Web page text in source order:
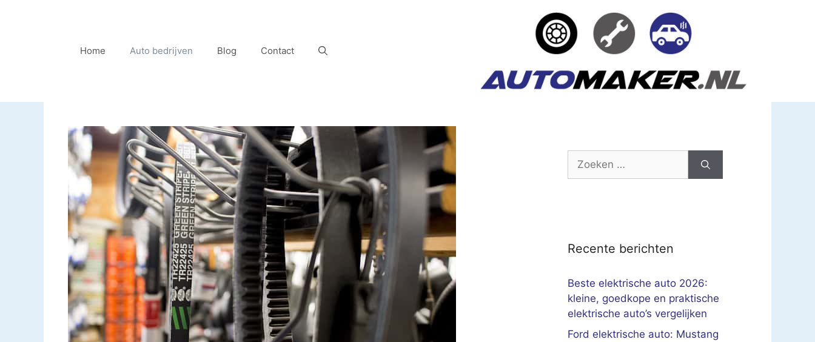
Home Auto bedrijven Blog Contact
Zoek
Recente berichten
Beste elektrische auto 2026:
kleine, goedkope en praktische
elektrische auto’s vergelijken
Ford elektrische auto: Mustang